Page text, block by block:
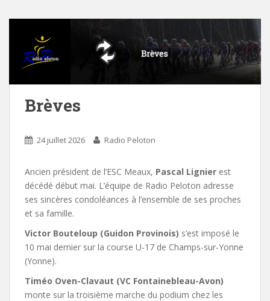
Brèves
24 juillet 2026 Radio Peloton
Ancien président de l’ESC Meaux, Pascal Lignier est
décédé début mai. L’équipe de Radio Peloton adresse
ses sincères condoléances à l’ensemble de ses proches
et sa famille.
Victor Bouteloup (Guidon Provinois) s’est imposé le
10 mai dernier sur la course U-17 de Champs-sur-Yonne
(Yonne).
Timéo Oven-Clavaut (VC Fontainebleau-Avon)
monte sur la troisième marche du podium chez les